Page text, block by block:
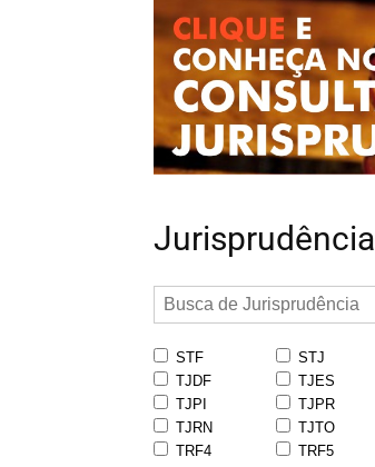
Jurisprudência
STF STJ
TJDF
TJES
TJPI
TJPR
TJRN
TJTO
TRF4
TRF5